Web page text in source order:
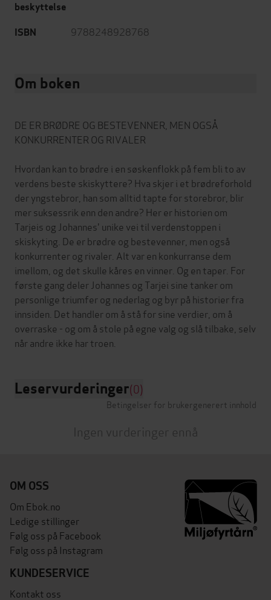
beskyttelse
ISBN 9788248928768
Om boken
DE ER BRØDRE OG BESTEVENNER, MEN OGSÅ
KONKURRENTER OG RIVALER
Hvordan kan to brødre i en søskenflokk på fem bli to av
verdens beste skiskyttere? Hva skjer i et brødreforhold
der yngstebror, han som alltid tapte for storebror, blir
mer suksessrik enn den andre? Her er historien om
Tarjeis og Johannes' unike vei til verdenstoppen i
skiskyting. De er brødre og bestevenner, men også
konkurrenter og rivaler. Alt var en konkurranse dem
imellom, og det skulle kåres en vinner. Og en taper. For
første gang deler Johannes og Tarjei sine tanker om
personlige triumfer og nederlag og byr på historier fra
innsiden. Det handler om å stå for sine verdier, om å
overraske - og om å stole på egne valg og slå tilbake, selv
Leservurderinger(0)
Betingelser for brukergenerert innhold
Ingen vurderinger ennå
OM OSS
Om Ebok.no
Ledige stillinger
Følg oss på Facebook
Følg oss på Instagram
KUNDESERVICE
Kontakt oss